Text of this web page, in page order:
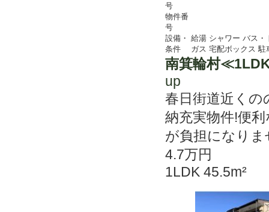
号
物件番
号
設備・
条件
給湯 シャワー バス・
ガス 宅配ボックス 駐
南箕輪村
up
春日街道近く
納充実物件!便
が負担になりま
4.7万円
1LDK 45.5m²